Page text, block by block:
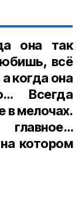
она так
всё
когда она
Всегда
в мелочах.
котором